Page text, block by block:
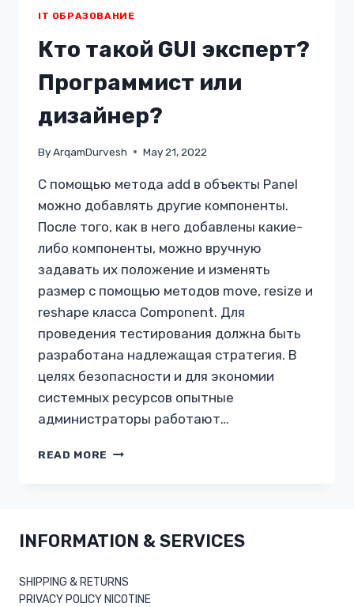
IT ОБРАЗОВАНИЕ
Кто такой GUI эксперт?
Программист или
дизайнер?
ByArqamDurvesh May 21, 2022
С помощью метода add в объекты Panel
можно добавлять другие компоненты.
После того, как в него добавлены какие-
либо компоненты, можно вручную
задавать их положение и изменять
размер с помощью методов move, resize и
reshape класса Component. Для
проведения тестирования должна быть
разработана надлежащая стратегия. В
целях безопасности и для экономии
системных ресурсов опытные
администраторы работают…
READ MORE КТО
ДИЗАЙНЕР?
INFORMATION & SERVICES
SHIPPING & RETURNS
PRIVACY POLICY NICOTINE